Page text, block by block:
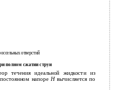
отверстий
полном сжатии струи
течения идеальной жидкости из
напоре Нвычисляется по